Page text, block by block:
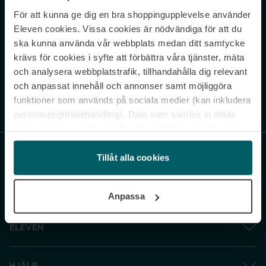
För att kunna ge dig en bra shoppingupplevelse använder
Eleven cookies. Vissa cookies är nödvändiga för att du
ska kunna använda vår webbplats medan ditt samtycke
krävs för cookies i syfte att förbättra våra tjänster, mäta
och analysera webbplatstrafik, tillhandahålla dig relevant
och anpassat innehåll och annonser samt möjliggöra
funktioner som används på sociala medier (kan inkludera
personuppgiftsbehandling). Data som samlas in delas
och gå vidare” accepterar du samtliga cookies medan du
under ”Inställningar” kan anpassa användningen av
cookies. Du kan återkalla ditt samtycke när som helst.
Tillåt alla cookies
Anpassa
Never miss a beat.
Sign up to our newsletter.
Genom att prenumerera accepterar du vår Integritetspolicy. Avprenumerera
ELEVEN